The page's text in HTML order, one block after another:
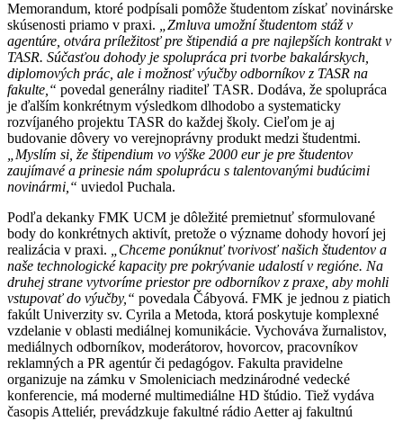
Memorandum, ktoré podpísali pomôže študentom získať novinárske
skúsenosti priamo v praxi.
Zmluva umožní študentom stáž v
agentúre, otvára príležitosť pre štipendiá a pre najlepších kontrakt v
TASR. Súčasťou dohody je spolupráca pri tvorbe bakalárskych,
diplomových prác, ale i možnosť výučby odborníkov z TASR na
fakulte,“ povedal generálny riaditeľ TASR. Dodáva, že spolupráca
je ďalším konkrétnym výsledkom dlhodobo a systematicky
rozvíjaného projektu TASR do každej školy. Cieľom je aj
budovanie dôvery vo verejnoprávny produkt medzi študentmi.
Myslím si, že štipendium vo výške 2000 eur je pre študentov
zaujímavé a prinesie nám spoluprácu s talentovanými budúcimi
novinármi,“ uviedol Puchala.
Podľa dekanky FMK UCM je dôležité premietnuť sformulované
body do konkrétnych aktivít, pretože o význame dohody hovorí jej
realizácia v praxi. „Chceme ponúknuť tvorivosť našich študentov a
naše technologické kapacity pre pokrývanie udalostí v regióne. Na
druhej strane vytvoríme priestor pre odborníkov z praxe, aby mohli
vstupovať do výučby,“ povedala Čábyová. FMK je jednou z piatich
fakúlt Univerzity sv. Cyrila a Metoda, ktorá poskytuje komplexné
vzdelanie v oblasti mediálnej komunikácie. Vychováva žurnalistov,
mediálnych odborníkov, moderátorov, hovorcov, pracovníkov
reklamných a PR agentúr či pedagógov. Fakulta pravidelne
organizuje na zámku v Smoleniciach medzinárodné vedecké
konferencie, má moderné multimediálne HD štúdio. Tiež vydáva
časopis Atteliér, prevádzkuje fakultné rádio Aetter aj fakultnú